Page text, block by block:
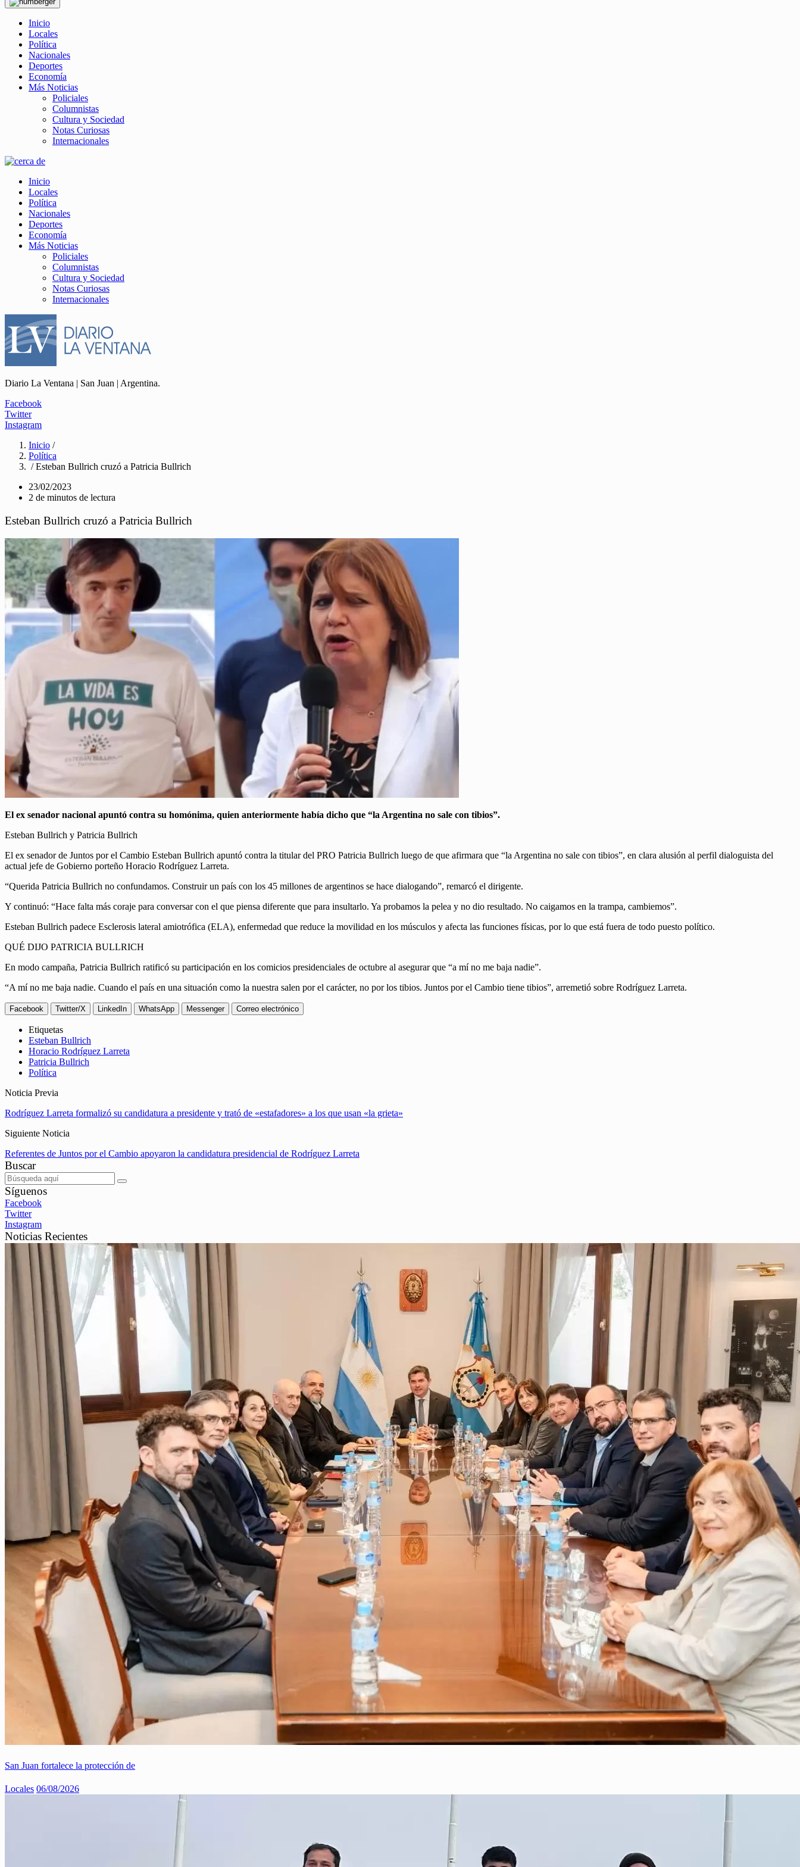
Inicio
Locales
Política
Nacionales
Deportes
Economía
Más Noticias
Policiales
Columnistas
Cultura y Sociedad
Notas Curiosas
Internacionales
Inicio
Locales
Política
Nacionales
Deportes
Economía
Más Noticias
Policiales
Columnistas
Cultura y Sociedad
Notas Curiosas
Internacionales
Diario La Ventana | San Juan | Argentina.
Facebook
Twitter
Instagram
Inicio /
Política
/ Esteban Bullrich cruzó a Patricia Bullrich
23/02/2023
2 de minutos de lectura
Esteban Bullrich cruzó a Patricia Bullrich
El ex senador nacional apuntó contra su homónima, quien anteriormente había dicho que “la Argentina no sale con tibios”.
Esteban Bullrich y Patricia Bullrich
El ex senador de Juntos por el Cambio Esteban Bullrich apuntó contra la titular del PRO Patricia Bullrich luego de que afirmara que “la Argentina no sale con tibios”, en clara alusión al perfil dialoguista del
actual jefe de Gobierno porteño Horacio Rodríguez Larreta.
“Querida Patricia Bullrich no confundamos. Construir un país con los 45 millones de argentinos se hace dialogando”, remarcó el dirigente.
Y continuó: “Hace falta más coraje para conversar con el que piensa diferente que para insultarlo. Ya probamos la pelea y no dio resultado. No caigamos en la trampa, cambiemos”.
Esteban Bullrich padece Esclerosis lateral amiotrófica (ELA), enfermedad que reduce la movilidad en los músculos y afecta las funciones físicas, por lo que está fuera de todo puesto político.
QUÉ DIJO PATRICIA BULLRICH
En modo campaña, Patricia Bullrich ratificó su participación en los comicios presidenciales de octubre al asegurar que “a mí no me baja nadie”.
“A mí no me baja nadie. Cuando el país en una situación como la nuestra salen por el carácter, no por los tibios. Juntos por el Cambio tiene tibios”, arremetió sobre Rodríguez Larreta.
Facebook Twitter/X LinkedIn WhatsApp Messenger Correo electrónico
Etiquetas
Esteban Bullrich
Horacio Rodríguez Larreta
Patricia Bullrich
Política
Noticia Previa
Rodríguez Larreta formalizó su candidatura a presidente y trató de «estafadores» a los que usan «la grieta»
Siguiente Noticia
Referentes de Juntos por el Cambio apoyaron la candidatura presidencial de Rodríguez Larreta
Buscar
Síguenos
Facebook
Twitter
Instagram
Noticias Recientes
San Juan fortalece la protección de
Locales 06/08/2026